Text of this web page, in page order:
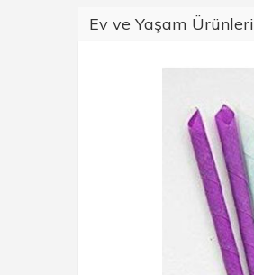
Ev ve Yaşam Ürünleri